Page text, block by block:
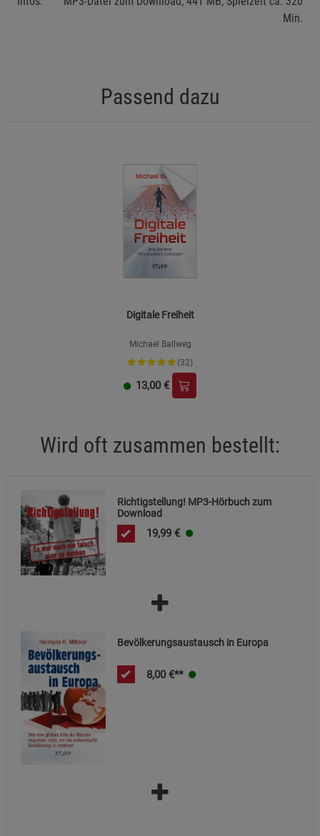
Min.
Passend dazu
Digitale Freiheit
Michael Ballweg
(32)
13,00 €
Wird oft zusammen bestellt:
Richtigstellung! MP3-Hörbuch zum
Download
19,99 €
Bevölkerungsaustausch in Europa
8,00 €**
Funktionale Cookies (1) Funktionale
Statistik Cookies (2)
Marketing Cookies (3)
Beschreibung Marketing Cookies
Cookie-Informationenanzeigen
Datenschutzerklärung